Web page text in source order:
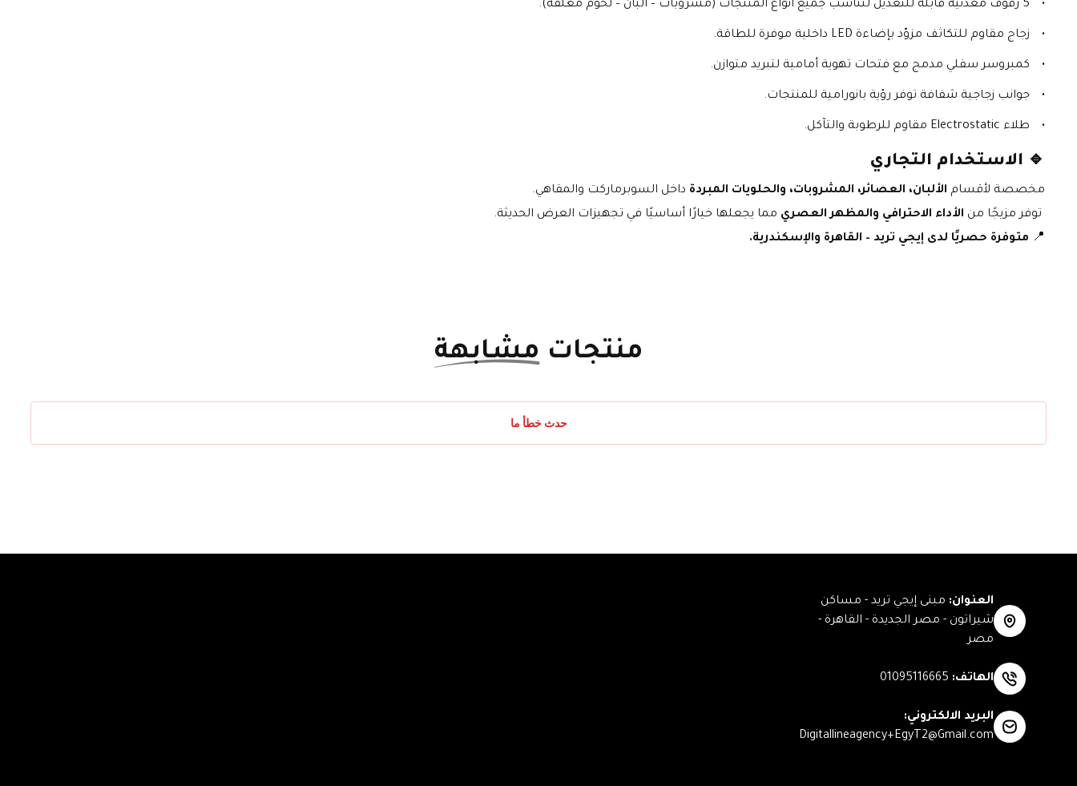
5 رفوف معدنية قابلة للتعديل لتناسب جميع أنواع المنتجات (مشروبات – ألبان – لحوم مغلفة).
زجاج مقاوم للتكاثف مزوّد بإضاءة LED داخلية موفرة للطاقة.
كمبروسر سفلي مدمج مع فتحات تهوية أمامية لتبريد متوازن.
جوانب زجاجية شفافة توفر رؤية بانورامية للمنتجات.
طلاء Electrostatic مقاوم للرطوبة والتآكل.
🔹 الاستخدام التجاري
مخصصة لأقسام الألبان، العصائر، المشروبات، والحلويات المبردة داخل السوبرماركت والمقاهي.
الأداء الاحترافي والمظهر العصري مما يجعلها خيارًا أساسيًا في تجهيزات العرض الحديثة.
📍 متوفرة حصريًا لدى إيجي تريد – القاهرة والإسكندرية.
منتجات مشابهة
حدث خطأ ما
العنوان: مبنى إيجي تريد - مساكن
شيراتون - مصر الجديدة - القاهرة -
مصر
الهاتف:
01095116665
البريد الالكتروني:
Digitallineagency+EgyT2@Gmail.com